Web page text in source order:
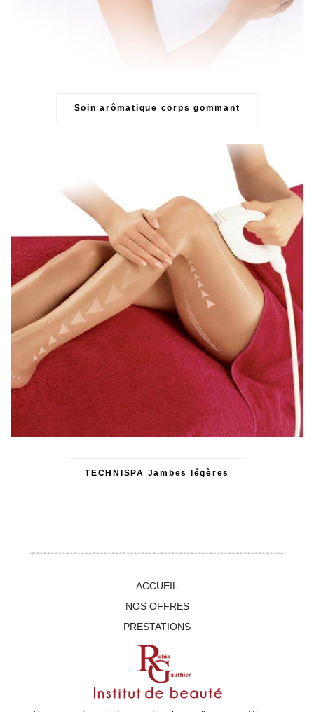
Soin arômatique corps gommant
TECHNISPA Jambes légères
ACCUEIL
NOS OFFRES
PRESTATIONS